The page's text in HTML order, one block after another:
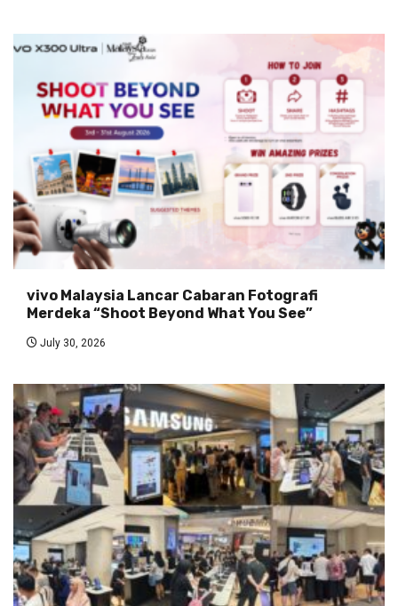
vivo Malaysia Lancar Cabaran Fotografi
Merdeka “Shoot Beyond What You See”
July 30, 2026